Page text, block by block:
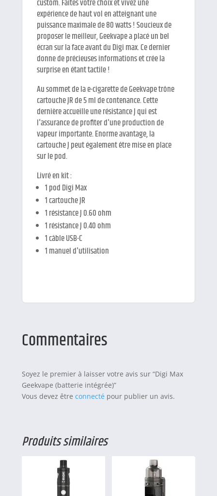
custom. Faites votre choix et vivez une
expérience de haut vol en atteignant une
puissance maximale de 80 watts ! Soucieux de
proposer le meilleur, Geekvape a placé un bel
écran sur la face avant du Digi max. Ce dernier
donne de précieuses informations et crée la
surprise en étant tactile !
Au sommet de la e-cigarette de Geekvape trône
cartouche JR de 5 ml de contenance. Cette
dernière accueille une résistance J qui est
l'assurance de profiter d'une production de
vapeur importante. Enorme avantage, la
cartouche J peut également être mise en place
sur le pod.
Livré en kit :
1 pod Digi Max
1 cartouche JR
1 résistance J 0.60 ohm
1 résistance J 0.40 ohm
1 câble USB-C
1 manuel d'utilisation
Commentaires
Soyez le premier à laisser votre avis sur “Digi Max
Geekvape (batterie intégrée)”
Vous devez être connecté pour publier un avis.
Produits similaires